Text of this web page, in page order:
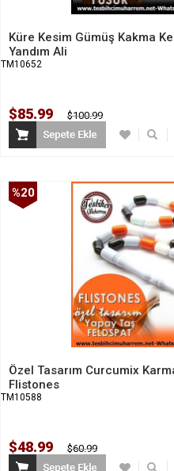
Küre Kesim Gümüş Kakma
Yandım Ali
TM10652
$85.99 $100.99
Özel Tasarım Curcumix
Flistones
TM10588
$48.99 $60.99
%20